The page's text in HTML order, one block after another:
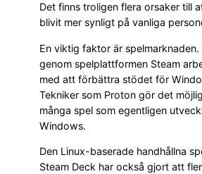
Det finns troligen flera orsaker till
blivit mer synligt på vanliga
En viktig faktor är spelmarknaden.
genom spelplattformen Steam
med att förbättra stödet för
Tekniker som Proton gör det
många spel som egentligen
Windows.
Den Linux-baserade handhållna
Steam Deck har också gjort att